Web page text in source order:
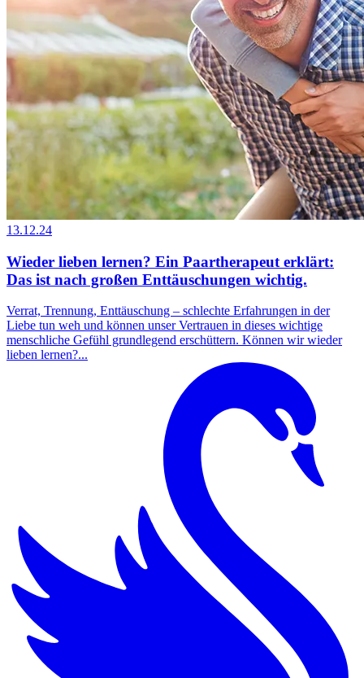
13.12.24
Wieder lieben lernen? Ein Paartherapeut erklärt:
Das ist nach großen Enttäuschungen wichtig.
Verrat, Trennung, Enttäuschung – schlechte Erfahrungen in der
Liebe tun weh und können unser Vertrauen in dieses wichtige
menschliche Gefühl grundlegend erschüttern. Können wir wieder
lieben lernen?...